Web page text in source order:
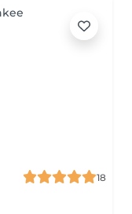
18